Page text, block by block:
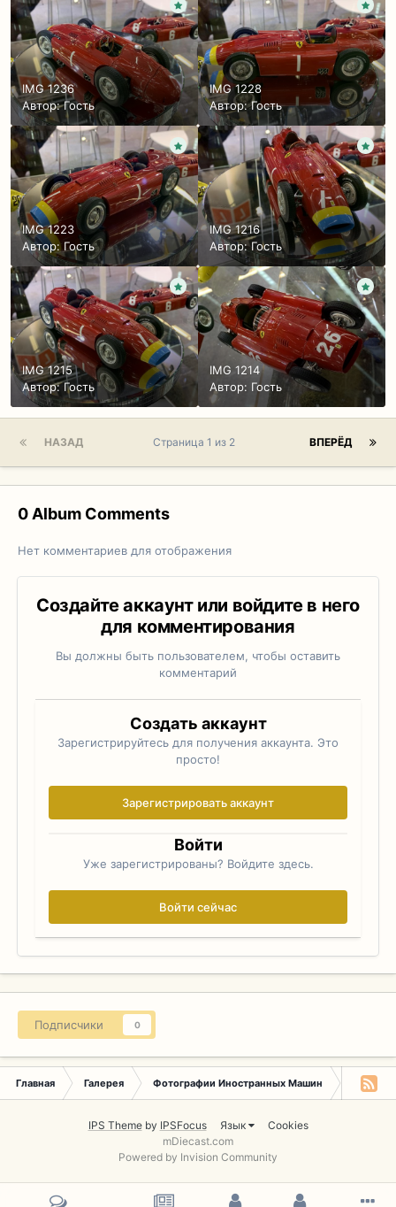
IMG 1236
Автор: Гость
IMG 1228
Автор: Гость
IMG 1223
Автор: Гость
IMG 1216
Автор: Гость
IMG 1215
Автор: Гость
IMG 1214
Автор: Гость
НАЗАД ВПЕРЁД
Страница 1 из 2
0 Album Comments
Нет комментариев для отображения
Создайте аккаунт или войдите в него
для комментирования
Вы должны быть пользователем, чтобы оставить
комментарий
Создать аккаунт
Зарегистрируйтесь для получения аккаунта. Это
просто!
Зарегистрировать аккаунт
Войти
Уже зарегистрированы? Войдите здесь.
Войти сейчас
Подписчики 0
Главная Галерея Фотографии Иностранных Машин CMC
IPS Themeby IPSFocus Язык
Cookies
mDiecast.com
Powered by Invision Community